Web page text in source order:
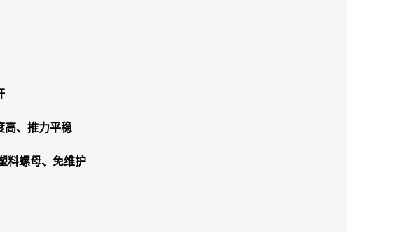
高、推力平稳
料螺母、免维护